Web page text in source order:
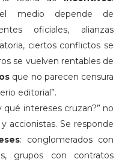
medio depende de
oficiales, alianzas
ciertos conflictos se
se vuelven rentables de
que no parecen censura
editorial”.
intereses cruzan?” no
accionistas. Se responde
: conglomerados con
grupos con contratos